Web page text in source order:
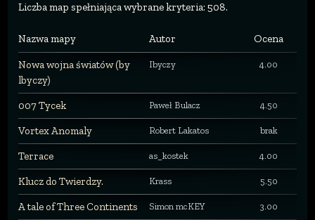
Liczba map spełniająca wybrane kryteria: 508.
Nazwa mapy Autor Ocena
Nowa wojna światów (by
lbyczy)
Ibyczy 4.00
007 Tycek Paweł Bulacz 4.50
Vortex Anomaly Robert Lakatos brak
Terrace as_kostek 4.00
Klucz do Twierdzy. Krass 5.50
A tale of Three Continents Simon mcKEY 3.00